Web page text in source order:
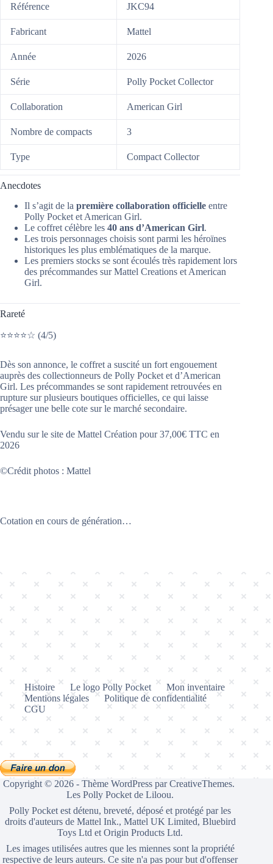
Référence JKC94
Fabricant Mattel
Année 2026
Série Polly Pocket Collector
Collaboration American Girl
Nombre de compacts 3
Type Compact Collector
Anecdotes
Il s’agit de la première collaboration officielle entre
Polly Pocket et American Girl.
Le coffret célèbre les 40 ans d’American Girl.
Les trois personnages choisis sont parmi les héroïnes
historiques les plus emblématiques de la marque.
Les premiers stocks se sont écoulés très rapidement lors
des précommandes sur Mattel Creations et American
Girl.
Rareté
⭐⭐⭐⭐☆ (4/5)
Dès son annonce, le coffret a suscité un fort engouement
auprès des collectionneurs de Polly Pocket et d’American
Girl. Les précommandes se sont rapidement retrouvées en
rupture sur plusieurs boutiques officielles, ce qui laisse
présager une belle cote sur le marché secondaire.
Vendu sur le site de Mattel Création pour 37,00€ TTC en
2026
©Crédit photos : Mattel
Cotation en cours de génération…
Histoire Le logo Polly Pocket
Mon inventaire
Mentions légales
Politique de confidentialité
CGU
Copyright © 2026 - Thème WordPress parCreativeThemes.
Les Polly Pocket de Liloou.
Polly Pocket est détenu, breveté, déposé et protégé par les
droits d'auteurs de Mattel Ink., Mattel UK Limited, Bluebird
Toys Ltd et Origin Products Ltd.
Les images utilisées autres que les miennes sont la propriété
respective de leurs auteurs. Ce site n'a pas pour but d'offenser